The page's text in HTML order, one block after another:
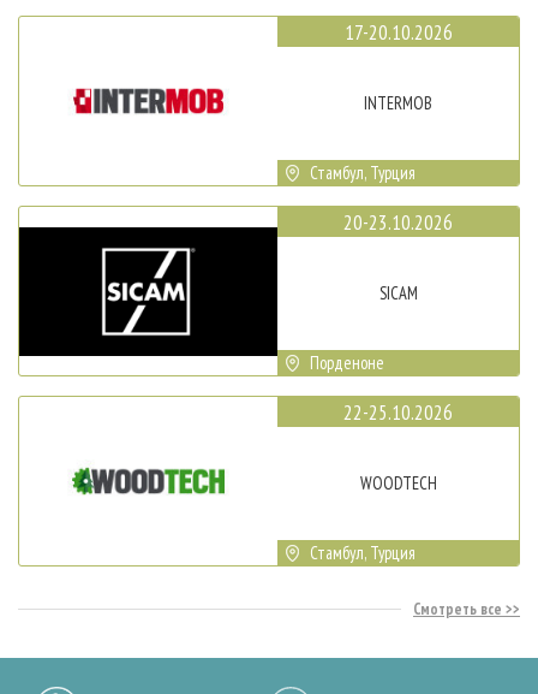
17-20.10.2026
INTERMOB
Стамбул, Турция
20-23.10.2026
SICAM
Порденоне
22-25.10.2026
WOODTECH
Стамбул, Турция
Смотреть все